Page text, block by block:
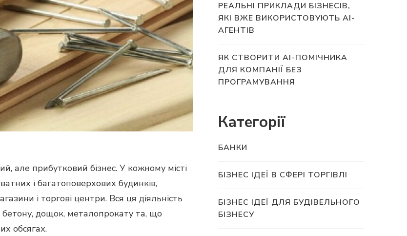
але прибутковий бізнес. У кожному місті
і багатоповерхових будинків,
і торгові центри. Вся ця діяльність
бетону, дощок, металопрокату та, що
обсягах.
РЕАЛЬНІ ПРИКЛАДИ БІЗНЕСІВ,
ЯКІ ВЖЕ ВИКОРИСТОВУЮТЬ AI-
АГЕНТІВ
ЯК СТВОРИТИ AI-ПОМІЧНИКА
ДЛЯ КОМПАНІЇ БЕЗ
ПРОГРАМУВАННЯ
Категорії
БАНКИ
БІЗНЕС ІДЕЇ В СФЕРІ ТОРГІВЛІ
БІЗНЕС ІДЕЇ ДЛЯ БУДІВЕЛЬНОГО
БІЗНЕСУ